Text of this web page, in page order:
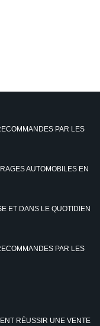
PAR LES
AUTOMOBILES EN
ET DANS LE QUOTIDIEN
PAR LES
RÉUSSIR UNE VENTE